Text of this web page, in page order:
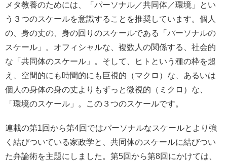
メタ教養のためには、「パーソナル／共同体／環境」とい
う３つのスケールを意識することを推奨しています。個人
の、身の丈の、身の回りのスケールである「パーソナルの
スケール」。オフィシャルな、複数人の関係する、社会的
な「共同体のスケール」。そして、ヒトという種の枠を超
え、空間的にも時間的にも巨視的（マクロ）な、あるいは
個人の身体の身の丈よりもずっと微視的（ミクロ）な、
「環境のスケール」。この３つのスケールです。
連載の第1回から第4回ではパーソナルなスケールとより強
く結びついている家政学と、共同体のスケールに結びつい
た弁論術を主題にしました。第5回から第8回にかけては、